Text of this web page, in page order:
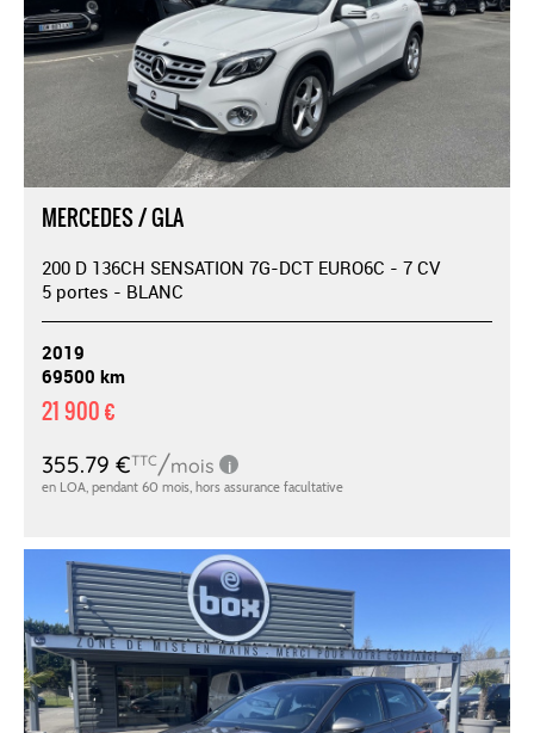
MERCEDES / GLA
200 D 136CH SENSATION 7G-DCT EURO6C - 7 CV
5 portes - BLANC
2019
69500 km
21 900 €